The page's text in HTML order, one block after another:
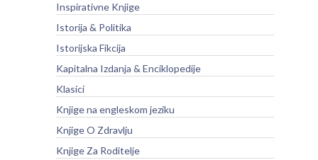
Inspirativne Knjige
Istorija & Politika
Istorijska Fikcija
Kapitalna Izdanja & Enciklopedije
Klasici
Knjige na engleskom jeziku
Knjige O Zdravlju
Knjige Za Roditelje